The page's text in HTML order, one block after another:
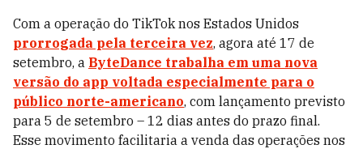
Com a operação do TikTok nos Estados Unidos
prorrogada pela terceira vez, agora até 17 de
setembro, a ByteDance trabalha em uma nova
versão do app voltada especialmente para o
público norte-americano, com lançamento previsto
para 5 de setembro – 12 dias antes do prazo final.
Esse movimento facilitaria a venda das operações nos